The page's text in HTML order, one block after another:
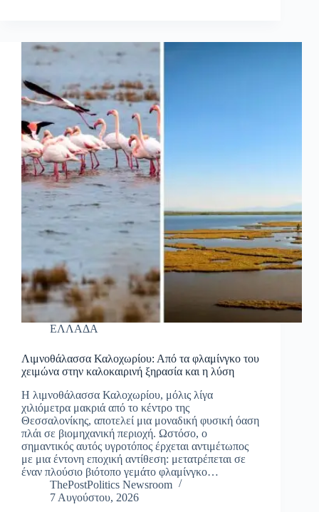
ΕΛΛΑΔΑ
Λιμνοθάλασσα Καλοχωρίου: Από τα φλαμίνγκο του
χειμώνα στην καλοκαιρινή ξηρασία και η λύση
Η λιμνοθάλασσα Καλοχωρίου, μόλις λίγα
χιλιόμετρα μακριά από το κέντρο της
Θεσσαλονίκης, αποτελεί μια μοναδική φυσική όαση
πλάι σε βιομηχανική περιοχή. Ωστόσο, ο
σημαντικός αυτός υγροτόπος έρχεται αντιμέτωπος
με μια έντονη εποχική αντίθεση: μετατρέπεται σε
έναν πλούσιο βιότοπο γεμάτο φλαμίνγκο…
ThePostPolitics Newsroom
7 Αυγούστου, 2026